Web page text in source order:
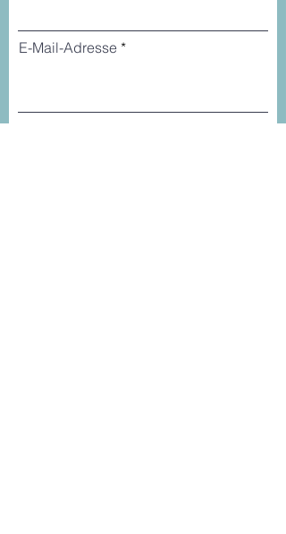
E-Mail-Adresse